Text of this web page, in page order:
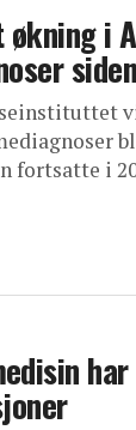
i
fortsatte i